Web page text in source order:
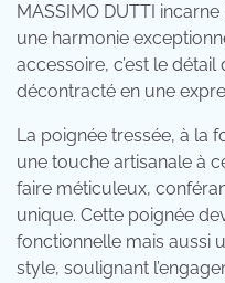
MASSIMO DUTTI
une harmonie
accessoire, c’est le
décontracté en une
La poignée tressée, à la
une touche artisanale à
faire méticuleux,
unique. Cette poignée
fonctionnelle mais aussi
style, soulignant